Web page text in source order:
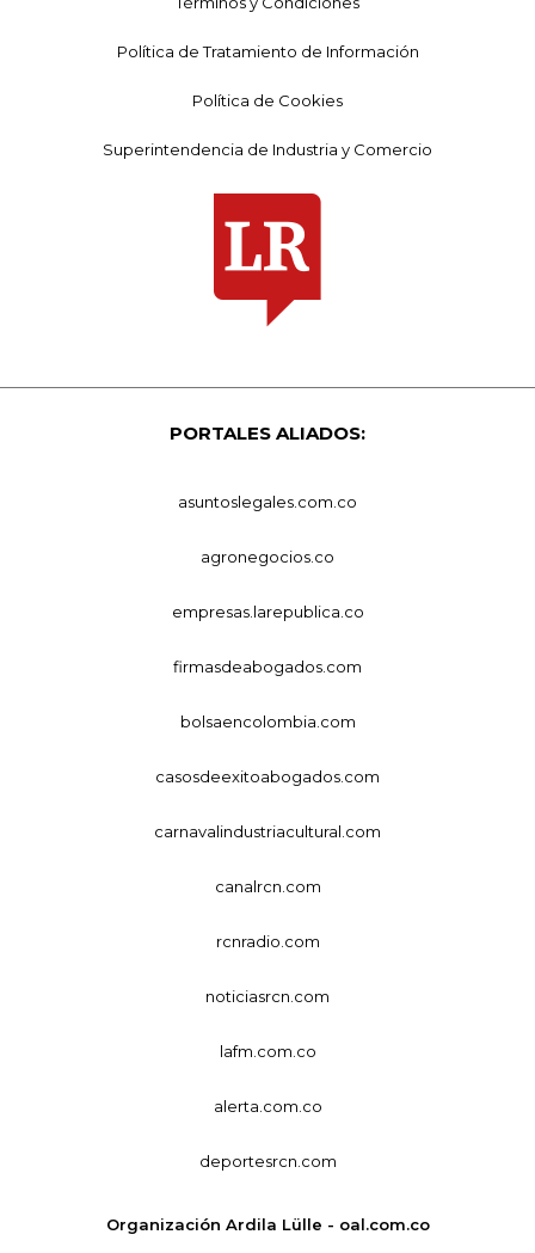
Política de Tratamiento de Información
Política de Cookies
Superintendencia de Industria y Comercio
PORTALES ALIADOS:
asuntoslegales.com.co
agronegocios.co
empresas.larepublica.co
firmasdeabogados.com
bolsaencolombia.com
casosdeexitoabogados.com
carnavalindustriacultural.com
canalrcn.com
rcnradio.com
noticiasrcn.com
lafm.com.co
alerta.com.co
deportesrcn.com
Organización Ardila Lülle - oal.com.co